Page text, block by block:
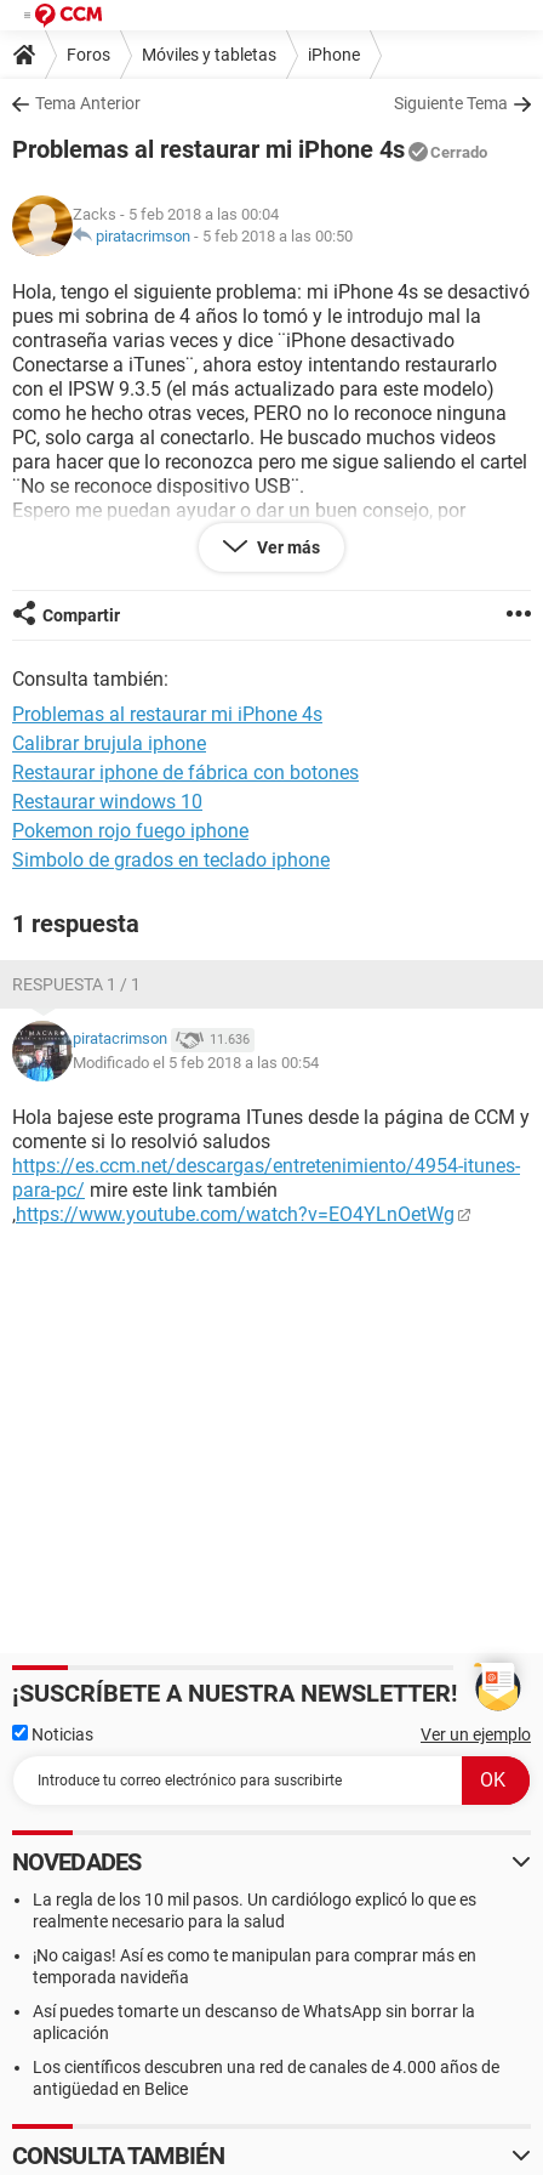
Foros Móviles y tabletas iPhone
Tema Anterior Siguiente Tema
Problemas al restaurar mi iPhone 4s Cerrado
Zacks - 5 feb 2018 a las 00:04
piratacrimson - 5 feb 2018 a las 00:50
Hola, tengo el siguiente problema: mi iPhone 4s se desactivó
pues mi sobrina de 4 años lo tomó y le introdujo mal la
contraseña varias veces y dice ¨iPhone desactivado
Conectarse a iTunes¨, ahora estoy intentando restaurarlo
con el IPSW 9.3.5 (el más actualizado para este modelo)
como he hecho otras veces, PERO no lo reconoce ninguna
PC, solo carga al conectarlo. He buscado muchos videos
para hacer que lo reconozca pero me sigue saliendo el cartel
¨No se reconoce dispositivo USB¨.
Espero me puedan ayudar o dar un buen consejo, por
adelantado MUCHAS GRACIAS.
Ver más
Compartir
Consulta también:
Problemas al restaurar mi iPhone 4s
Calibrar brujula iphone
Restaurar iphone de fábrica con botones
Restaurar windows 10
Pokemon rojo fuego iphone
Simbolo de grados en teclado iphone
1 respuesta
RESPUESTA 1 / 1
piratacrimson 11.636
Modificado el 5 feb 2018 a las 00:54
Hola bajese este programa ITunes desde la página de CCM y
comente si lo resolvió saludos
https://es.ccm.net/descargas/entretenimiento/4954-itunes-
para-pc/ mire este link también
,https://www.youtube.com/watch?v=EO4YLnOetWg
¡SUSCRÍBETE A NUESTRA NEWSLETTER!
Noticias Ver un ejemplo
NOVEDADES
La regla de los 10 mil pasos. Un cardiólogo explicó lo que es
realmente necesario para la salud
¡No caigas! Así es como te manipulan para comprar más en
temporada navideña
Así puedes tomarte un descanso de WhatsApp sin borrar la
aplicación
Los científicos descubren una red de canales de 4.000 años de
antigüedad en Belice
CONSULTA TAMBIÉN